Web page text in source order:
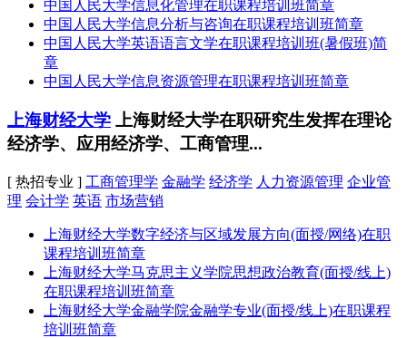
中国人民大学信息化管理在职课程培训班简章
中国人民大学信息分析与咨询在职课程培训班简章
中国人民大学英语语言文学在职课程培训班(暑假班)简
章
中国人民大学信息资源管理在职课程培训班简章
上海财经大学 上海财经大学在职研究生发挥在理论
经济学、应用经济学、工商管理...
[ 热招专业 ] 工商管理学 金融学 经济学 人力资源管理 企业管
理 会计学 英语 市场营销
上海财经大学数字经济与区域发展方向(面授/网络)在职
课程培训班简章
上海财经大学马克思主义学院思想政治教育(面授/线上)
在职课程培训班简章
上海财经大学金融学院金融学专业(面授/线上)在职课程
培训班简章